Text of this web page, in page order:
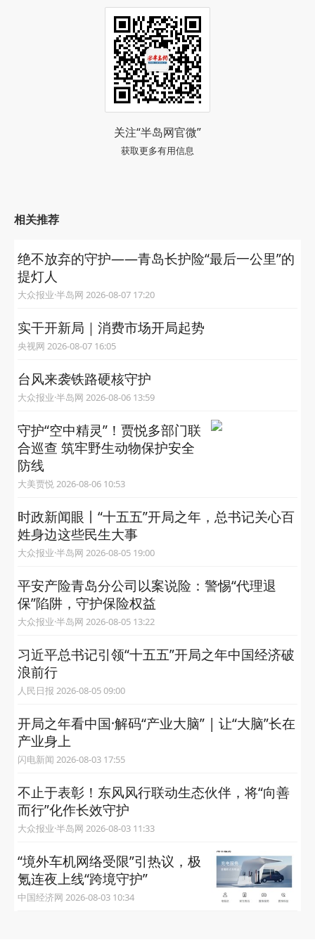
关注“半岛网官微”
获取更多有用信息
相关推荐
绝不放弃的守护——青岛长护险“最后一公里”的
提灯人
大众报业·半岛网 2026-08-07 17:20
实干开新局｜消费市场开局起势
央视网 2026-08-07 16:05
台风来袭铁路硬核守护
大众报业·半岛网 2026-08-06 13:59
守护“空中精灵”！贾悦多部门联
合巡查 筑牢野生动物保护安全
防线
大美贾悦 2026-08-06 10:53
时政新闻眼丨“十五五”开局之年，总书记关心百
姓身边这些民生大事
大众报业·半岛网 2026-08-05 19:00
平安产险青岛分公司以案说险：警惕“代理退
保”陷阱，守护保险权益
大众报业·半岛网 2026-08-05 13:22
习近平总书记引领“十五五”开局之年中国经济破
浪前行
人民日报 2026-08-05 09:00
开局之年看中国·解码“产业大脑” | 让“大脑”长在
产业身上
闪电新闻 2026-08-03 17:55
不止于表彰！东风风行联动生态伙伴，将“向善
而行”化作长效守护
大众报业·半岛网 2026-08-03 11:33
“境外车机网络受限”引热议，极
氪连夜上线“跨境守护”
中国经济网 2026-08-03 10:34